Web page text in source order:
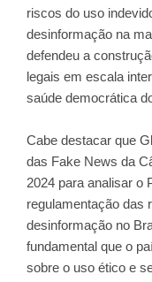
riscos do uso
desinformação na
defendeu a
legais em escala
saúde democrática
Cabe destacar que
das Fake News da
2024 para analisar o
regulamentação das
desinformação no
fundamental que o
sobre o uso ético e